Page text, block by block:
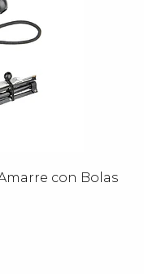
con Bolas